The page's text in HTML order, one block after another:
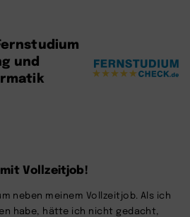
und
Vollzeitjob!
neben meinem Vollzeitjob. Als ich
habe, hätte ich nicht gedacht,